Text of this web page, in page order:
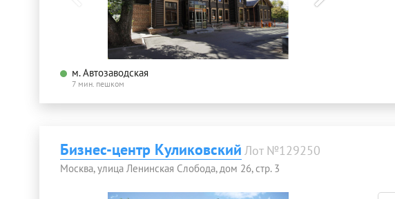
м. Автозаводская
7 мин. пешком
Бизнес-центр Куликовский Лот №129250
Москва, улица Ленинская Слобода, дом 26, стр. 3